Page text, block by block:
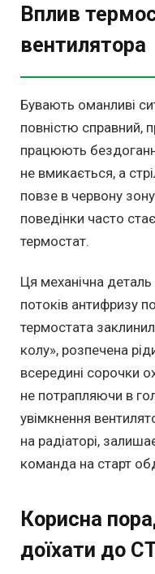
Вплив
вентилятора
Бувають оманливі
повністю справний,
працюють
не вмикається, а
повзе в червону
поведінки часто
термостат.
Ця механічна деталь
потоків антифризу
термостата
колу», розпечена
всередині сорочки
не потрапляючи в
увімкнення
на радіаторі,
команда на старт
Корисна
доїхати до